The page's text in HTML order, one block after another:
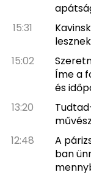
15:31
15:02
Íme a
és
13:20
12:48
A
ban